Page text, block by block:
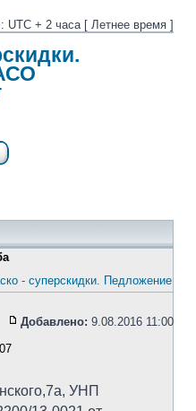
UTC + 2 часа [ Летнее время ]
- суперскидки. Педложение
Добавлено: 9.08.2016 11:00
УНП